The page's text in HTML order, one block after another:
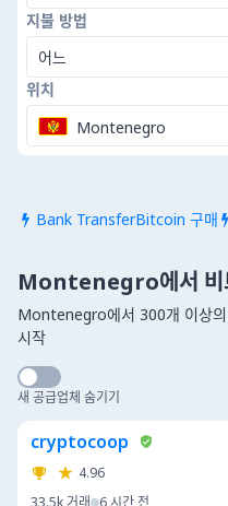
지불 방법
어느
위치
Montenegro
 Bank TransferBitcoin 구매 
Montenegro에서 비
Montenegro에서 300개 이상의
시작
새 공급업체 숨기기
cryptocoop
4.96
33.5k 거래 6 시간 전